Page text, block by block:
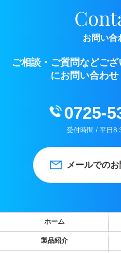
お問い合
ご相談・ご質問などご
にお問い合わせ
0725-
受付時間 / 平日
メールでの
ホーム
製品紹介